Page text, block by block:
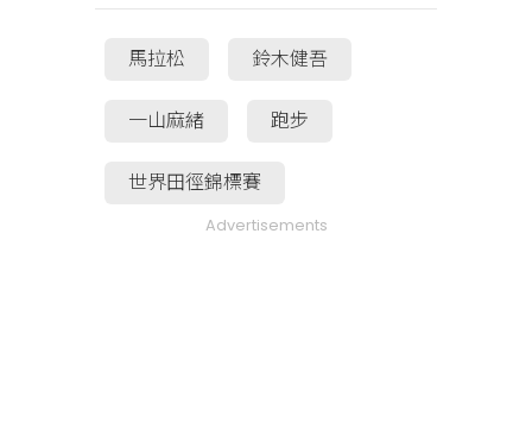
馬拉松 鈴木健吾
一山麻緒 跑步
世界田徑錦標賽
Advertisements